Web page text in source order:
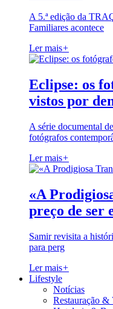
A 5.ª edição da
Familiares acontece
Ler mais+
Eclipse: os
vistos por
A série documental
fotógrafos
Ler mais+
«A
preço de ser
Samir revisita a
para perg
Ler mais+
Lifestyle
Notícias
Restauração &